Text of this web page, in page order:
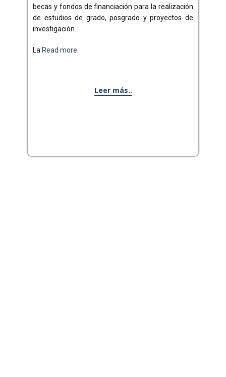
becas y fondos de financiación para la realización
de estudios de grado, posgrado y proyectos de
investigación.
La Read more
Leer más..